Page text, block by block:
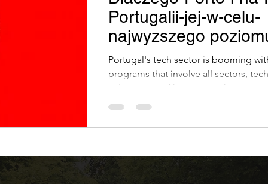
Portugalii-jej-w-celu-
najwyzszego
Portugal's tech sector is booming
programs that involve all sectors,
eclectic mix of hyper-growth